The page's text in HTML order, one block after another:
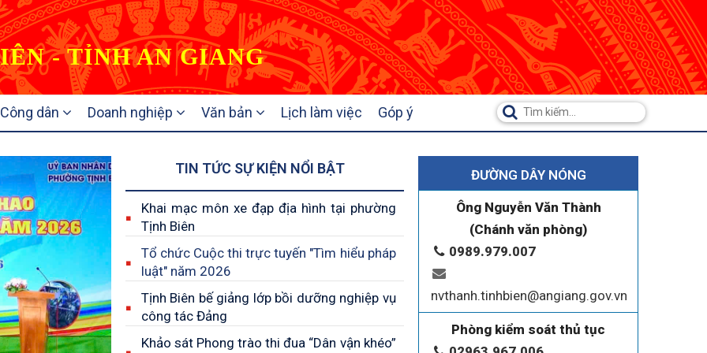
- TỈNH AN GIANG
Công dân Doanh nghiệp Văn bản Lịch làm việc Góp ý
TIN TỨC SỰ KIỆN NỔI BẬT
Khai mạc môn xe đạp địa hình tại phường
Tịnh Biên
Tổ chức Cuộc thi trực tuyến "Tìm hiểu pháp
luật" năm 2026
Tịnh Biên bế giảng lớp bồi dưỡng nghiệp vụ
công tác Đảng
Khảo sát Phong trào thi đua “Dân vận khéo”
ĐƯỜNG DÂY NÓNG
Ông Nguyễn Văn Thành
(Chánh văn phòng)
0989.979.007
nvthanh.tinhbien@angiang.gov.vn
Phòng kiểm soát thủ tục